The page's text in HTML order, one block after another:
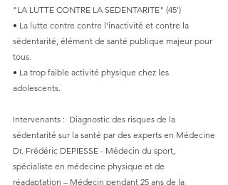
"LA LUTTE CONTRE LA SEDENTARITE" (45')
• La lutte contre contre l'inactivité et contre la
sédentarité, élément de santé publique majeur pour
tous.
• La trop faible activité physique chez les
adolescents.
Intervenants :  Diagnostic des risques de la
sédentarité sur la santé par des experts en Médecine
Dr. Frédéric DEPIESSE - Médecin du sport,
spécialiste en médecine physique et de
réadaptation – Médecin pendant 25 ans de la